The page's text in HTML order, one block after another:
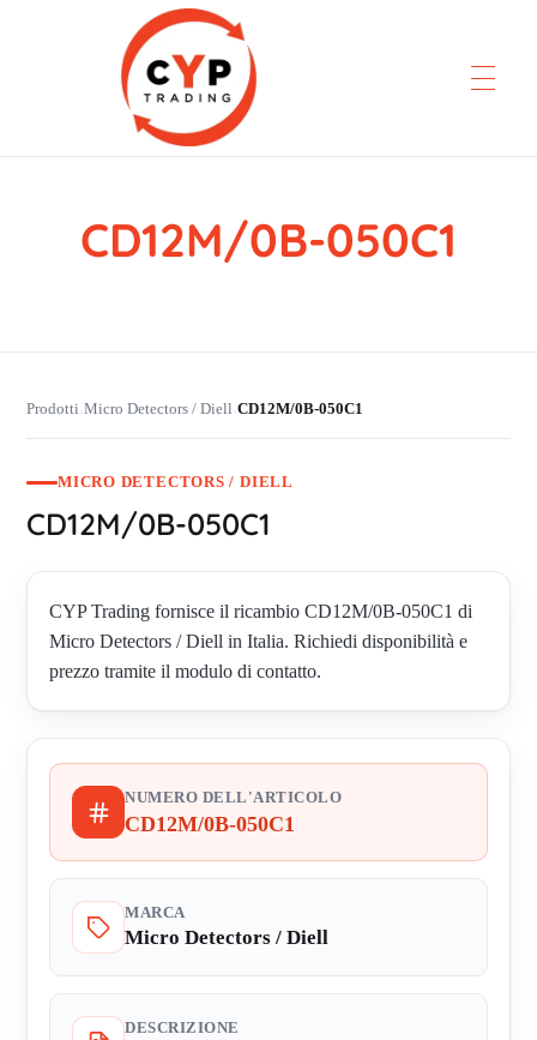
CYP Trading
Professionelle Ersatzteilbeschaffung
CD12M/0B-050C1
Prodotti›Micro Detectors / Diell›CD12M/0B-050C1
MICRO DETECTORS / DIELL
CD12M/0B-050C1
CYP Trading fornisce il ricambio CD12M/0B-050C1 di
Micro Detectors / Diell in Italia. Richiedi disponibilità e
prezzo tramite il modulo di contatto.
NUMERO DELL'ARTICOLO
CD12M/0B-050C1
MARCA
Micro Detectors / Diell
DESCRIZIONE